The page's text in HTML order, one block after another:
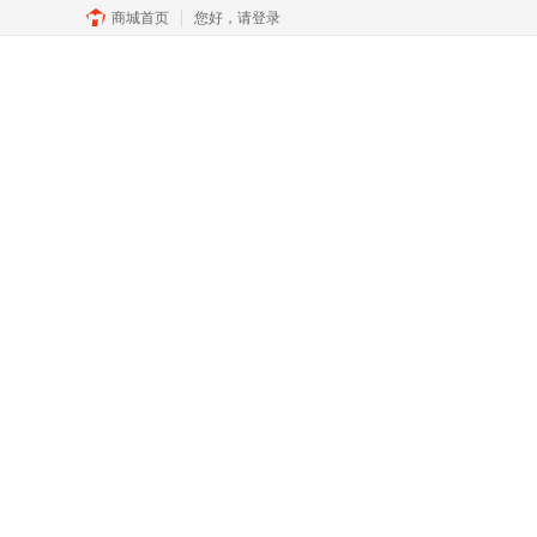
商城首页 您好， 请登录